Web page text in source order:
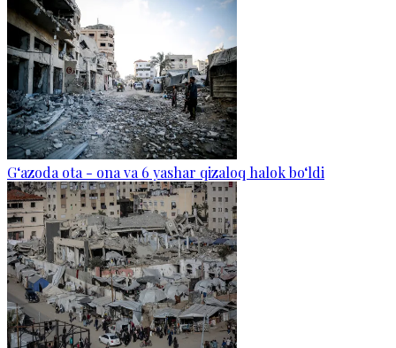
G‘azoda ota - ona va 6 yashar qizaloq halok bo‘ldi